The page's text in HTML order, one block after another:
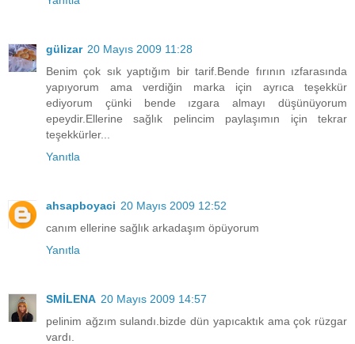
gülizar 20 Mayıs 2009 11:28
Benim çok sık yaptığım bir tarif.Bende fırının ızfarasında
yapıyorum ama verdiğin marka için ayrıca teşekkür
ediyorum çünki bende ızgara almayı düşünüyorum
epeydir.Ellerine sağlık pelincim paylaşımın için tekrar
teşekkürler...
Yanıtla
ahsapboyaci 20 Mayıs 2009 12:52
canım ellerine sağlık arkadaşım öpüyorum
Yanıtla
SMİLENA 20 Mayıs 2009 14:57
pelinim ağzım sulandı.bizde dün yapıcaktık ama çok rüzgar
vardı.